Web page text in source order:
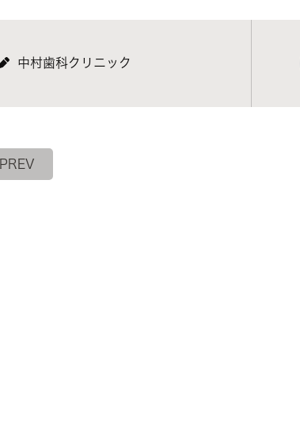
中村歯科クリニック
PREV